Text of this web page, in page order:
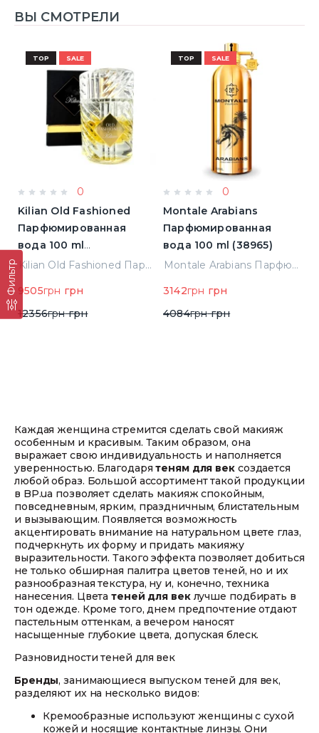
Фильтр
ВЫ СМОТРЕЛИ
TOP SALE
0
Kilian Old Fashioned
Парфюмированная
вода 100 ml
(3700550240723)
Kilian Old Fashioned Парфюмированная вода 100 ml (3700550240723)
9505грн грн
12356грнгрн
TOP SALE
0
Montale Arabians
Парфюмированная
вода 100 ml (38965)
Montale Arabians Парфюмированная вода 100 ml (38965)
3142грн грн
4084грнгрн
Каждая женщина стремится сделать свой макияж
особенным и красивым. Таким образом, она
выражает свою индивидуальность и наполняется
уверенностью. Благодарятеням для вексоздается
любой образ. Большой ассортимент такой продукции
в BP.uа позволяет сделать макияж спокойным,
повседневным, ярким, праздничным, блистательным
и вызывающим. Появляется возможность
акцентировать внимание на натуральном цвете глаз,
подчеркнуть их форму и придать макияжу
выразительности. Такого эффекта позволяет добиться
не только обширная палитра цветов теней, но и их
разнообразная текстура, ну и, конечно, техника
нанесения. Цветатеней для веклучше подбирать в
тон одежде. Кроме того, днем предпочтение отдают
пастельным оттенкам, а вечером наносят
насыщенные глубокие цвета, допуская блеск.
Разновидности теней для век
Бренды, занимающиеся выпуском теней для век,
разделяют их на несколько видов:
Кремообразные используют женщины с сухой
кожей и носящие контактные линзы. Они